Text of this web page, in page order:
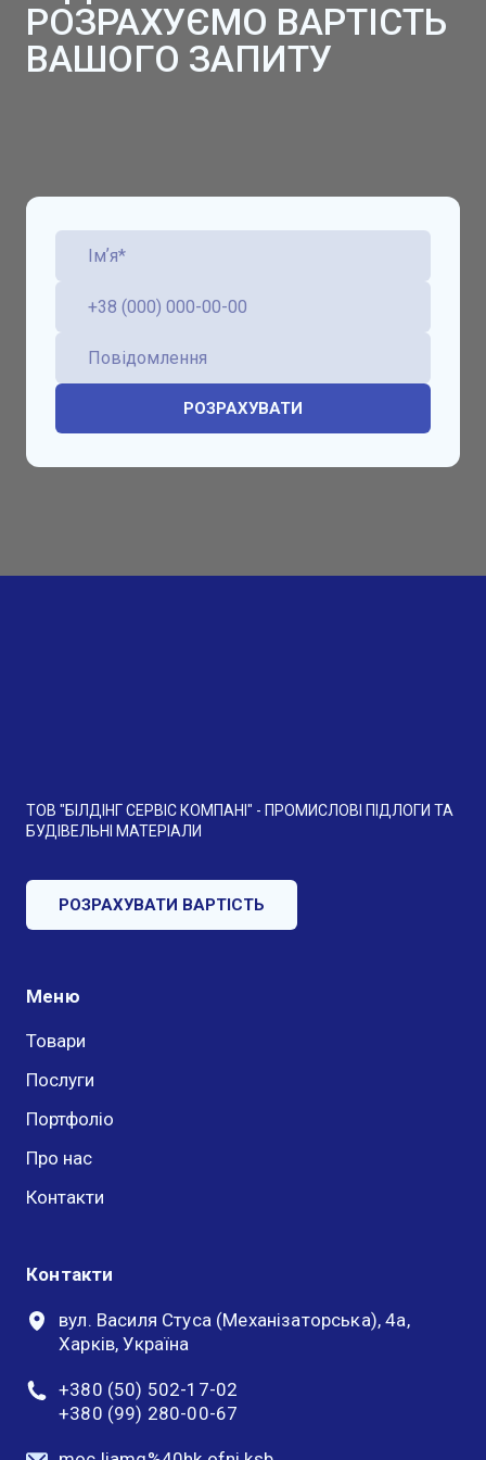
РОЗРАХУЄМО ВАРТІСТЬ
ВАШОГО ЗАПИТУ
РОЗРАХУВАТИ
ТОВ "БІЛДІНГ СЕРВІС КОМПАНІ" - ПРОМИСЛОВІ ПІДЛОГИ ТА
БУДІВЕЛЬНІ МАТЕРІАЛИ
РОЗРАХУВАТИ ВАРТІСТЬ
Меню
Товари
Послуги
Портфоліо
Про нас
Контакти
Контакти
вул. Василя Стуса (Механізаторська), 4а,
Харків, Україна
+380 (50) 502-17-02
+380 (99) 280-00-67